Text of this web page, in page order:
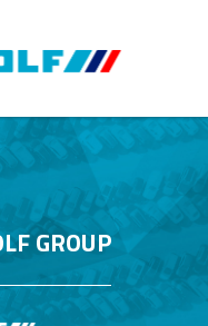
GROUP